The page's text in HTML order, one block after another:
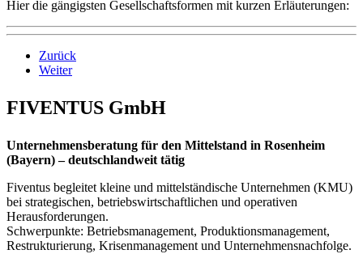
Hier die gängigsten Gesellschaftsformen mit kurzen Erläuterungen:
Zurück
Weiter
FIVENTUS GmbH
Unternehmensberatung für den Mittelstand in Rosenheim
(Bayern) – deutschlandweit tätig
Fiventus begleitet kleine und mittelständische Unternehmen (KMU)
bei strategischen, betriebswirtschaftlichen und operativen
Herausforderungen.
Schwerpunkte: Betriebsmanagement, Produktionsmanagement,
Restrukturierung, Krisenmanagement und Unternehmensnachfolge.